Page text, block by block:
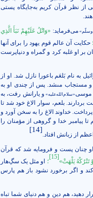
از نظر قرآن کریم به‌جایگاه پستی
می‌فرماید: «وَاتْلُ عَلَيْهِمْ نَبَأَ الَّذِي
؛حکایت آن عالم قوم یهود را برای آنها
بر او غلبه کرد و گمراه و دنیاپرست
به نام بَلعَم‏ باعورا نازل شد. او از
و مستجاب مى‏شد. پس از چندى او به
موسى«سلام‌الله‌علیه» و يارانش رفت، به
بلعم‏، سوار الاغ خود شد تا
خداوند الاغ را به سخن آورد و
پيامبر خدا و گروهى از مؤمنان را
از زبانش افتاد.
[14]
چنان پست و فرومایه شد که قرآن
تَتْرُكْهُ يَلْهَثْ»
[15]
؛
او مثل یک سگِ‌هار
و اگر برخورد نشود باز هم پارس
دهید، هم دین و هم دنیای شما تباه